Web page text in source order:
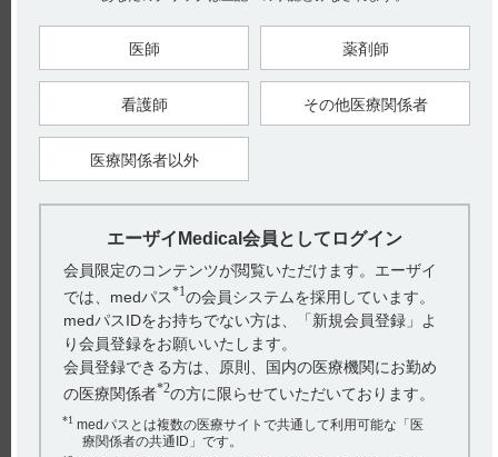
■血中濃度（引用1、2）
健康成人における生物学的利用性
健康成人男子（12名）にデタントール錠1mg 2錠及びデタント
平均滞留時間（MRT）から持続性を有することが示された。
■生物学的同等性（引用3）
各々1回経口投与し、血漿中濃度推移を比較したところ両製剤
【引用】
1）デタントールR錠3mg・R錠6mg 電子添文 2022年6月改訂
（第1版） 16．薬物動態 16．1血中濃度 16．1．1健康成人にお
ける生物学的利用性
2）朝野芳郎ら：薬理と治療， 20(12)，p4939-4945 （1992）
［DTA-0347］（本研究はエーザイ株式会社の支援を受けて実
施された。）
3）デタントールR錠3mg・R錠6mg 電子添文 2022年6月改訂
（第1版） 16．薬物動態 16．1血中濃度 16．1．2生物学的同
【更新年月】
医師 薬剤師
看護師 その他医療関係者
医療関係者以外
エーザイMedical会員としてログイン
会員限定のコンテンツが閲覧いただけます。エーザイ
では、medパス*1の会員システムを採用しています。
medパスIDをお持ちでない方は、「新規会員登録」よ
り会員登録をお願いいたします。
会員登録できる方は、原則、国内の医療機関にお勤め
の医療関係者*2の方に限らせていただいております。
*1 medパスとは複数の医療サイトで共通して利用可能な「医
療関係者の共通ID」です。